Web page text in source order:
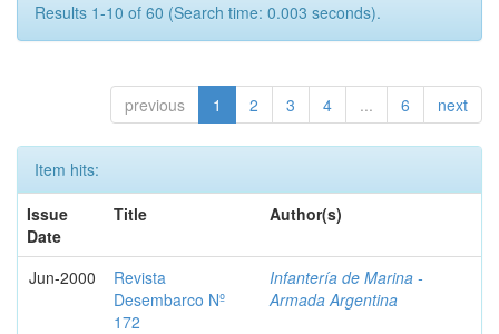
Results 1-10 of 60 (Search time: 0.003 seconds).
previous 1 2 3 4 ... 6 next
Item hits:
Issue
Date
Title Author(s)
Jun-2000
Revista
Desembarco Nº
172
Infantería de Marina -
Armada Argentina